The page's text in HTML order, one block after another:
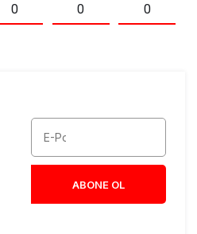
0 0 0
ABONE OL